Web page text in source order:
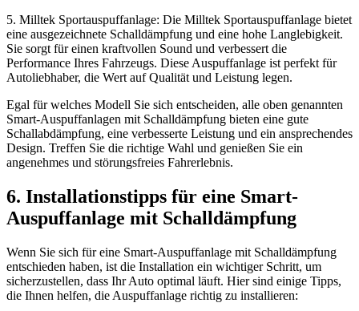
5. Milltek Sportauspuffanlage: Die Milltek Sportauspuffanlage bietet
eine ausgezeichnete Schalldämpfung und eine hohe Langlebigkeit.
Sie sorgt für einen kraftvollen Sound und verbessert die
Performance Ihres Fahrzeugs. Diese Auspuffanlage ist perfekt für
Autoliebhaber, die Wert auf Qualität und Leistung legen.
Egal für welches Modell Sie sich entscheiden, alle oben genannten
Smart-Auspuffanlagen mit Schalldämpfung bieten eine gute
Schallabdämpfung, eine verbesserte Leistung und ein ansprechendes
Design. Treffen Sie die richtige Wahl und genießen Sie ein
angenehmes und störungsfreies Fahrerlebnis.
6. Installationstipps für eine Smart-
Auspuffanlage mit Schalldämpfung
Wenn Sie sich für eine Smart-Auspuffanlage mit Schalldämpfung
entschieden haben, ist die Installation ein wichtiger Schritt, um
sicherzustellen, dass Ihr Auto optimal läuft. Hier sind einige Tipps,
die Ihnen helfen, die Auspuffanlage richtig zu installieren: